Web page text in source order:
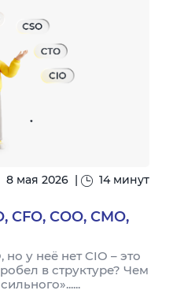
8 мая 2026 | 14 минут
CFO, COO, CMO,
у неё нет CIO – это
в структуре? Чем